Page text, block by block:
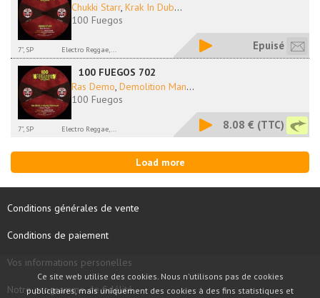
Chukki Starr, Krak In Dub...
100 Fuegos
7", SP Electro Reggae,... Epuisé
100 FUEGOS 702
Ras Demo, Demolition Man...
100 Fuegos
7", SP Electro Reggae,... 8.08 € (TTC)
Load more
Conditions générales de vente
Conditions de paiement
Vos informations personelles
Notre programme de fidélité
Ce site web utilise des cookies. Nous n'utilisons pas de cookies
publicitaires, mais uniquement des cookies à des fins statistiques et